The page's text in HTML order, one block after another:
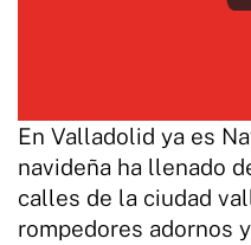
En Valladolid ya es
navideña ha llenado
calles de la ciudad
rompedores adornos